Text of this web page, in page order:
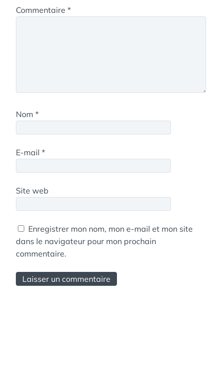
Commentaire *
Nom *
E-mail *
Site web
Enregistrer mon nom, mon e-mail et mon site
dans le navigateur pour mon prochain
commentaire.